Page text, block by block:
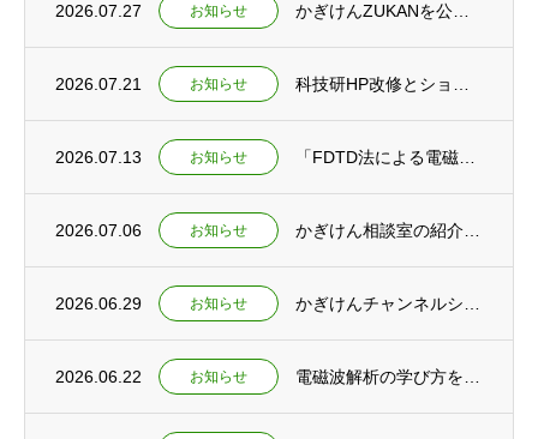
2026.07.27 お知らせ
2026.07.21 お知らせ
2026.07.13 お知らせ
2026.07.06 お知らせ
2026.06.29 お知らせ
2026.06.22 お知らせ